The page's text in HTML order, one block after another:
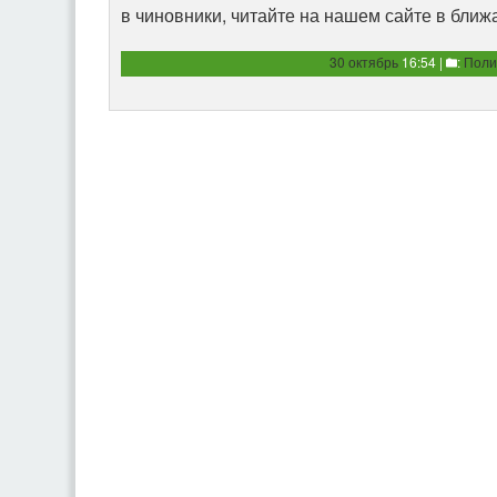
в чиновники, читайте на нашем сайте в
30 октябрь 16:54 | :